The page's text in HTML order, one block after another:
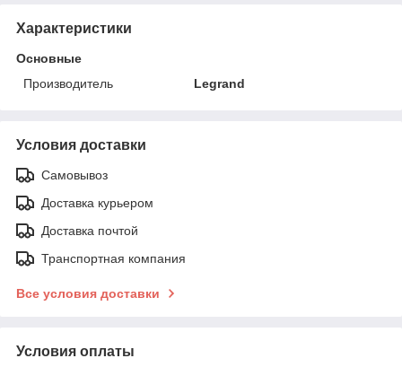
Характеристики
Основные
Производитель
Legrand
Условия доставки
Самовывоз
Доставка курьером
Доставка почтой
Транспортная компания
Все условия доставки
Условия оплаты